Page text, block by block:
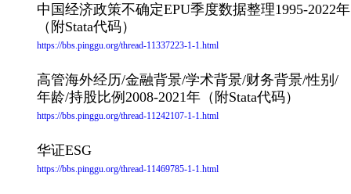
中国经济政策不确定EPU季度数据整理1995-2022年
（附Stata代码）
https://bbs.pinggu.org/thread-11337223-1-1.html
高管海外经历/金融背景/学术背景/财务背景/性别/
年龄/持股比例2008-2021年（附Stata代码）
https://bbs.pinggu.org/thread-11242107-1-1.html
华证ESG
https://bbs.pinggu.org/thread-11469785-1-1.html